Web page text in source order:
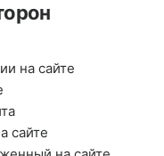
на сайте
сайте